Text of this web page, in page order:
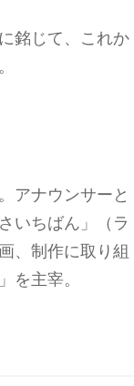
銘じて、これか
アナウンサーと
いちばん」（ラ
、制作に取り組
を主宰。